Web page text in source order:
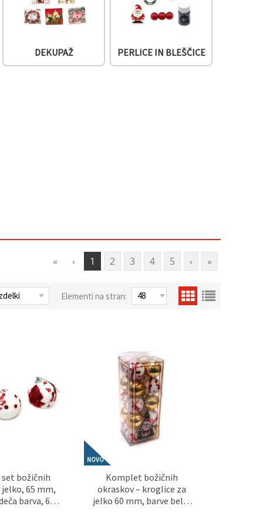
DEKUPAŽ PERLICE IN BLEŠČICE
« ‹ 1 2 3 4 5 › »
Elementi na stran:
set božičnih
65 mm,
barva, 6
NOVO
Komplet božičnih
okraskov – kroglice za
jelko 60 mm, barve bela,